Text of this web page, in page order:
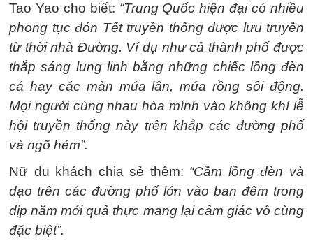
Tao Yao cho biết: “Trung Quốc hiện đại có nhiều
phong tục đón Tết truyền thống được lưu truyền
từ thời nhà Đường. Ví dụ như cả thành phố được
thắp sáng lung linh bằng những chiếc lồng đèn
cá hay các màn múa lân, múa rồng sôi động.
Mọi người cùng nhau hòa mình vào không khí lễ
hội truyền thống này trên khắp các đường phố
và ngõ hẻm”.
Nữ du khách chia sẻ thêm: “Cầm lồng đèn và
dạo trên các đường phố lớn vào ban đêm trong
dịp năm mới quả thực mang lại cảm giác vô cùng
đặc biệt”.